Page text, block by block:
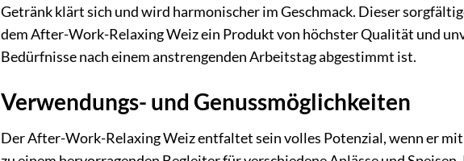
Getränk klärt sich und wird harmonischer im Geschmack. Dieser
dem After-Work-Relaxing Weiz ein Produkt von höchster Qualität und
Bedürfnisse nach einem anstrengenden Arbeitstag abgestimmt ist.
Verwendungs- und Genussmöglichkeiten
Der After-Work-Relaxing Weiz entfaltet sein volles Potenzial, wenn er